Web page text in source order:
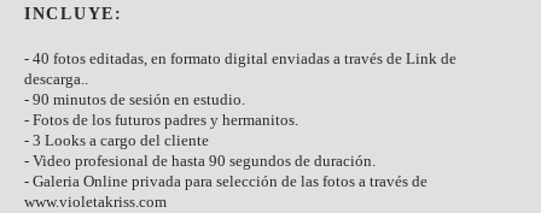
INCLUYE:
- 40 fotos editadas, en formato digital enviadas a través de Link de
descarga..
- 90 minutos de sesión en estudio.
- Fotos de los futuros padres y hermanitos.
- 3 Looks a cargo del cliente
- Video profesional de hasta 90 segundos de duración.
- Galeria Online privada para selección de las fotos a través de
www.violetakriss.com